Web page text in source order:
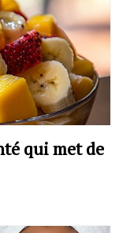
qui met de